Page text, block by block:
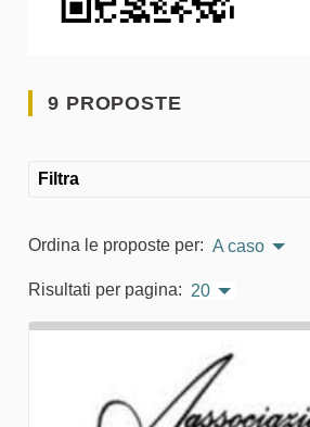
9 PROPOSTE
Filtra
Ordina le proposte per: A caso
Risultati per pagina: 20